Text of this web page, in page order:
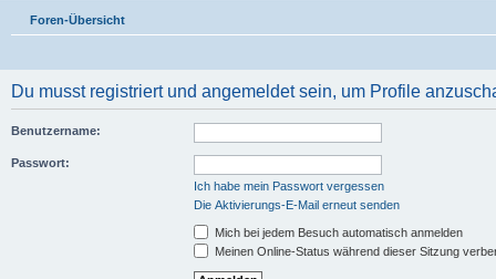
Foren-Übersicht
Du musst registriert und angemeldet sein, um Profile
Benutzername:
Passwort:
Ich habe mein Passwort vergessen
Die Aktivierungs-E-Mail erneut senden
Mich bei jedem Besuch automatisch anmelden
Meinen Online-Status während dieser Sitzung